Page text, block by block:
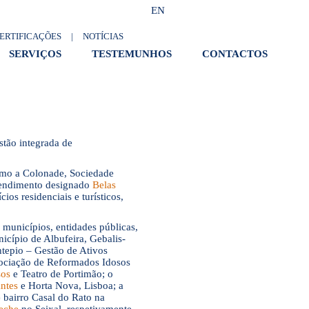
EN
| NOTÍCIAS
SERVIÇOS TESTEMUNHOS CONTACTOS
integrada de
a Colonade, Sociedade
designado Belas
residenciais e turísticos,
municípios, entidades públicas,
de Albufeira, Gebalis-
– Gestão de Ativos
de Reformados Idosos
e Teatro de Portimão; o
e Horta Nova, Lisboa; a
Casal do Rato na